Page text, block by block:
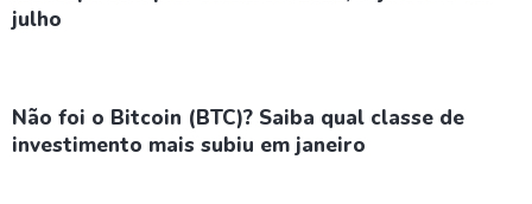
julho
Não foi o Bitcoin (BTC)? Saiba qual classe de
investimento mais subiu em janeiro